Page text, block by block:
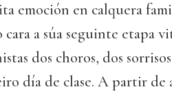
emoción en calquera
cara a súa seguinte etapa
dos choros, dos
día de clase. A partir de